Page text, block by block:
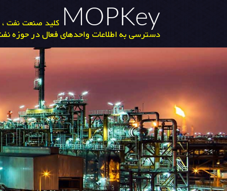
MOPKey کلید صنعت نفت ،
دسترسی به اطلاعات واحدهای فعال در حوزه